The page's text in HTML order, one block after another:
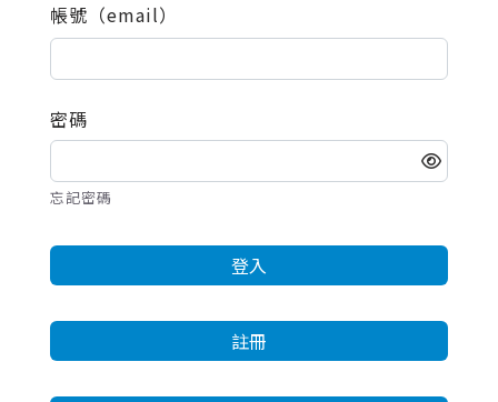
帳號（email）
密碼
忘記密碼
登入
註冊